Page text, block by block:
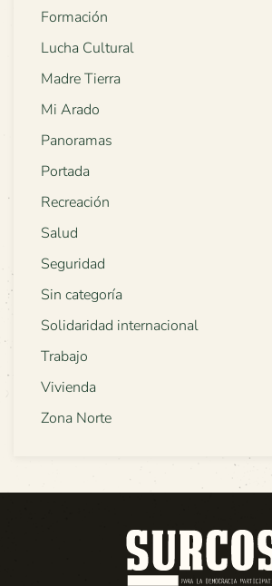
Formación
Lucha Cultural
Madre Tierra
Mi Arado
Panoramas
Portada
Recreación
Salud
Seguridad
Sin categoría
Solidaridad internacional
Trabajo
Vivienda
Zona Norte